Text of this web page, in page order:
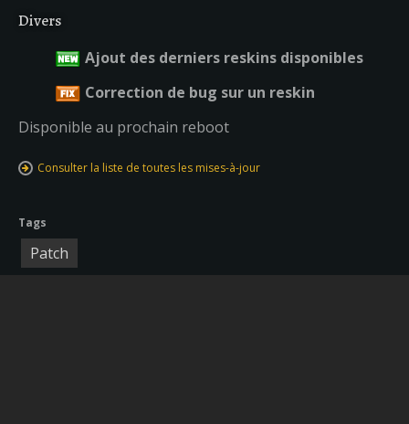
Divers
Ajout des derniers reskins disponibles
Correction de bug sur un reskin
Disponible au prochain reboot
Consulter la liste de toutes les mises-à-jour
Tags
Patch